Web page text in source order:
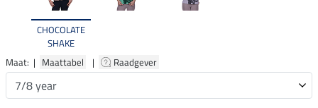
CHOCOLATE
SHAKE
Maat: | Maattabel | Raadgever